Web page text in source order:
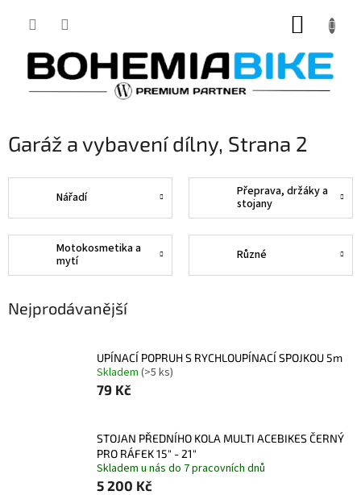
Garáž a vybavení dílny, Strana 2
Nářadí
Přeprava, držáky a
stojany
Motokosmetika a
mytí
Různé
Nejprodávanější
UPÍNACÍ POPRUH S RYCHLOUPÍNACÍ SPOJKOU 5m
Skladem (>5 ks)
79 Kč
STOJAN PŘEDNÍHO KOLA MULTI ACEBIKES ČERNÝ
PRO RÁFEK 15" - 21"
Skladem u nás do 7 pracovních dnů
5 200 Kč